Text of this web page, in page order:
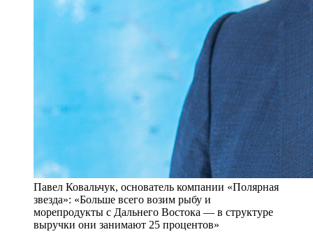
Павел Ковальчук, основатель компании «Полярная
звезда»: «Больше всего возим рыбу и
морепродукты с Дальнего Востока — в структуре
выручки они занимают 25 процентов»